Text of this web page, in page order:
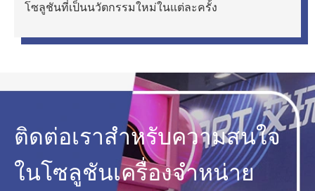
โซลูชันที่เป็นนวัตกรรมใหม่ในแต่ละครั้ง
ติดต่อเราสำหรับความสนใจ
ในโซลูชันเครื่องจำหน่าย